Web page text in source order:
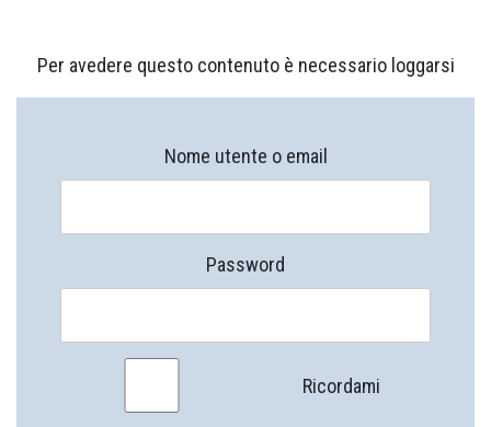
Per avedere questo contenuto è necessario loggarsi
Nome utente o email
Password
Ricordami